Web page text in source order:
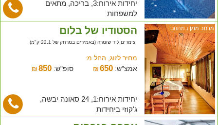
יחידות אירוח:3, בריכה, מתאים
למשפחות
מרחב מוגן במתחם הסטודיו של בלום
צימרים ליד שומרה (באמירים במרחק של 22.1 ק"מ)
מחיר לזוג, החל מ:
אמצ"ש:
₪650 סופ"ש: ₪ 850
יחידות אירוח:1, 24 סאונה יבשה,
ג'קוזי ביחידות